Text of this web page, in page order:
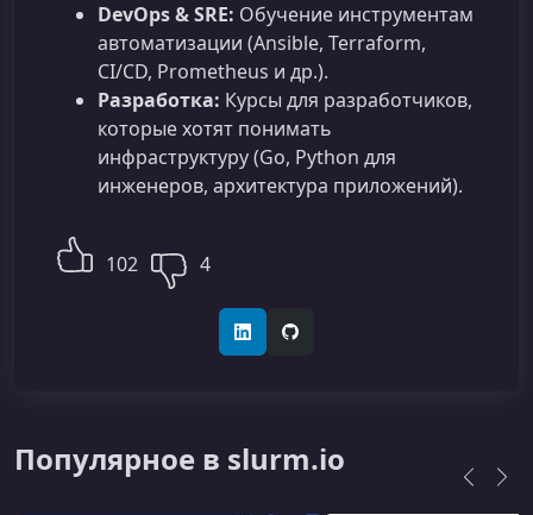
DevOps & SRE: Обучение инструментам
автоматизации (Ansible, Terraform,
CI/CD, Prometheus и др.).
Разработка: Курсы для разработчиков,
которые хотят понимать
инфраструктуру (Go, Python для
инженеров, архитектура приложений).
102 4
LinkedInGitHub
Популярное в slurm.io